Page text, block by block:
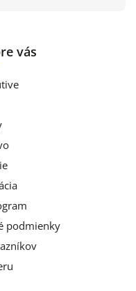
vás
podmienky